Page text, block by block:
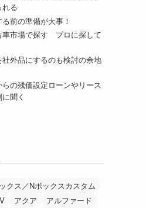
れる
前の準備が大事！
車市場で探す プロに探して
社外品にするのも検討の余地
の残価設定ローンやリース
聞く
クス／Nボックスカスタム
アクア
アルファード